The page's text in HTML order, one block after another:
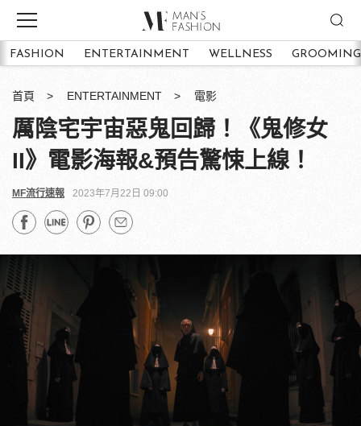
FASHION ENTERTAINMENT WELLNESS GROOMING
首頁 ENTERTAINMENT 電影
厲陰宅宇宙惡鬼回歸！《鬼修女
II》電影海報&預告驚悚上線！
MF流行速報 2023年7月22日 09:00